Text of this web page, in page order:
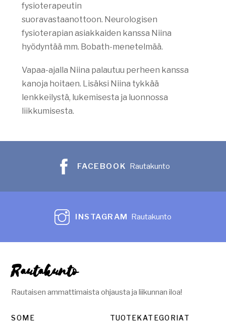
fysioterapeutin
suoravastaanottoon. Neurologisen
fysioterapian asiakkaiden kanssa Niina
hyödyntää mm. Bobath-menetelmää.
Vapaa-ajalla Niina palautuu perheen kanssa
kanoja hoitaen. Lisäksi Niina tykkää
lenkkeilystä, lukemisesta ja luonnossa
liikkumisesta.
FACEBOOK Rautakunto
INSTAGRAM Rautakunto
Rautakunto
Rautaisen ammattimaista ohjausta ja liikunnan iloa!
SOME TUOTEKATEGORIAT